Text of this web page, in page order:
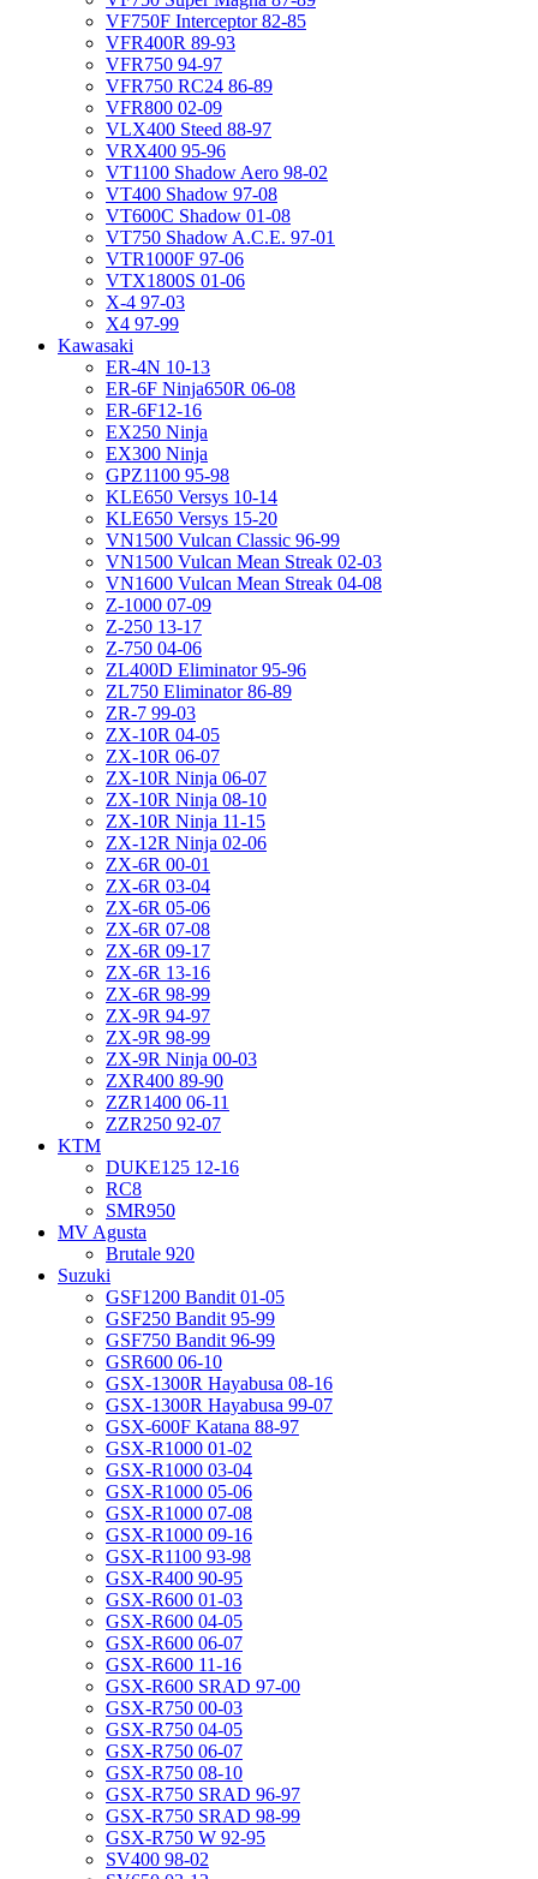
VF750F Interceptor 82-85
VFR400R 89-93
VFR750 94-97
VFR750 RC24 86-89
VFR800 02-09
VLX400 Steed 88-97
VRX400 95-96
VT1100 Shadow Aero 98-02
VT400 Shadow 97-08
VT600C Shadow 01-08
VT750 Shadow A.C.E. 97-01
VTR1000F 97-06
VTX1800S 01-06
X-4 97-03
X4 97-99
Kawasaki
ER-4N 10-13
ER-6F Ninja650R 06-08
ER-6F12-16
EX250 Ninja
EX300 Ninja
GPZ1100 95-98
KLE650 Versys 10-14
KLE650 Versys 15-20
VN1500 Vulcan Classic 96-99
VN1500 Vulcan Mean Streak 02-03
VN1600 Vulcan Mean Streak 04-08
Z-1000 07-09
Z-250 13-17
Z-750 04-06
ZL400D Eliminator 95-96
ZL750 Eliminator 86-89
ZR-7 99-03
ZX-10R 04-05
ZX-10R 06-07
ZX-10R Ninja 06-07
ZX-10R Ninja 08-10
ZX-10R Ninja 11-15
ZX-12R Ninja 02-06
ZX-6R 00-01
ZX-6R 03-04
ZX-6R 05-06
ZX-6R 07-08
ZX-6R 09-17
ZX-6R 13-16
ZX-6R 98-99
ZX-9R 94-97
ZX-9R 98-99
ZX-9R Ninja 00-03
ZXR400 89-90
ZZR1400 06-11
ZZR250 92-07
KTM
DUKE125 12-16
RC8
SMR950
MV Agusta
Brutale 920
Suzuki
GSF1200 Bandit 01-05
GSF250 Bandit 95-99
GSF750 Bandit 96-99
GSR600 06-10
GSX-1300R Hayabusa 08-16
GSX-1300R Hayabusa 99-07
GSX-600F Katana 88-97
GSX-R1000 01-02
GSX-R1000 03-04
GSX-R1000 05-06
GSX-R1000 07-08
GSX-R1000 09-16
GSX-R1100 93-98
GSX-R400 90-95
GSX-R600 01-03
GSX-R600 04-05
GSX-R600 06-07
GSX-R600 11-16
GSX-R600 SRAD 97-00
GSX-R750 00-03
GSX-R750 04-05
GSX-R750 06-07
GSX-R750 08-10
GSX-R750 SRAD 96-97
GSX-R750 SRAD 98-99
GSX-R750 W 92-95
SV400 98-02